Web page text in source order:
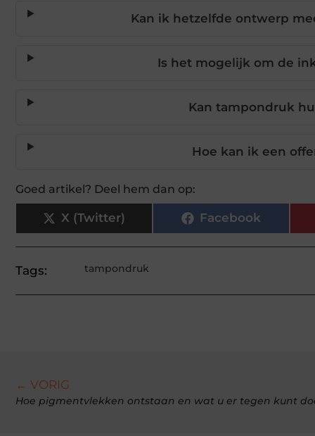
Kan ik hetzelfde ontwerp
Is het mogelijk om de
Kan tampondruk
Hoe kan ik een
Goed artikel? Deel hem dan op:
X (Twitter) Facebook
Tags: tampondruk
← VORIG
Hoe pigmentvlekken ontstaan en wat u er tegen kunt